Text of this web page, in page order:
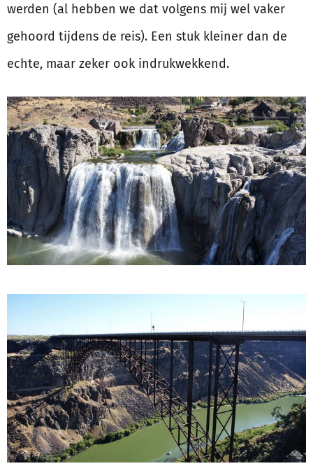
werden (al hebben we dat volgens mij wel vaker
gehoord tijdens de reis). Een stuk kleiner dan de
echte, maar zeker ook indrukwekkend.